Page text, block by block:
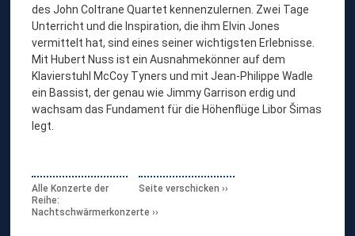
des John Coltrane Quartet kennenzulernen. Zwei Tage
Unterricht und die Inspiration, die ihm Elvin Jones
vermittelt hat, sind eines seiner wichtigsten Erlebnisse.
Mit Hubert Nuss ist ein Ausnahmekönner auf dem
Klavierstuhl McCoy Tyners und mit Jean-Philippe Wadle
ein Bassist, der genau wie Jimmy Garrison erdig und
wachsam das Fundament für die Höhenflüge Libor Šimas
legt.
Alle Konzerte der
Reihe:
Nachtschwärmerkonzerte
Seite verschicken